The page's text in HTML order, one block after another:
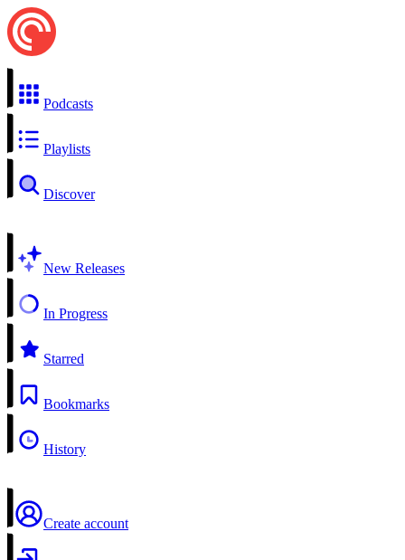
Podcasts
Playlists
Discover
New Releases
In Progress
Starred
Bookmarks
History
Create account